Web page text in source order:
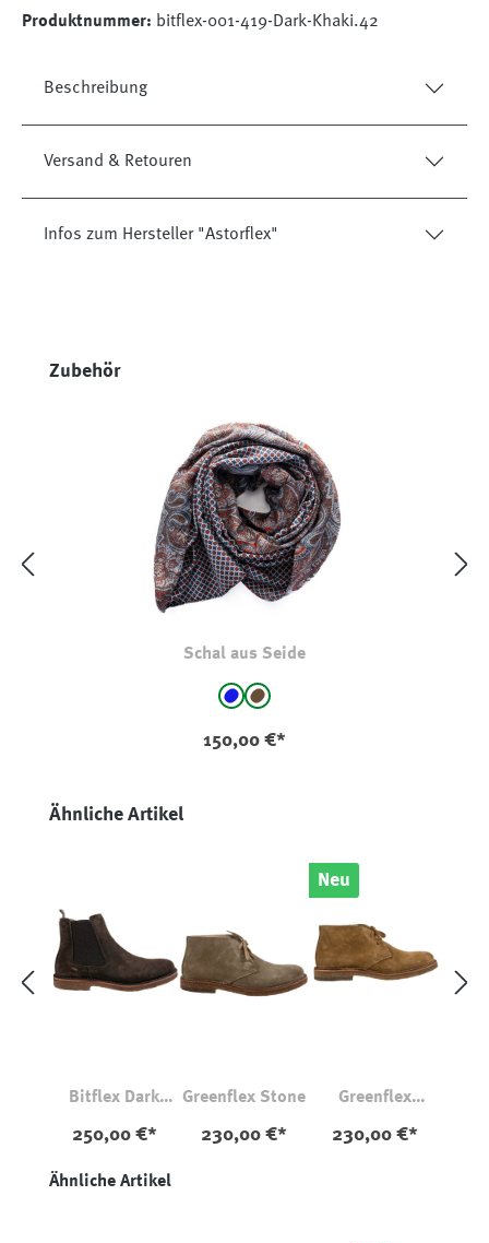
Produktnummer: bitflex-001-419-Dark-Khaki.42
Beschreibung
Versand & Retouren
Infos zum Hersteller "Astorflex"
Produktgalerie überspringen
Zubehör
Schal aus Seide
auswählen Blau
(Diese Option ist zurzeit nicht
braun
(Diese Option ist zurzeit nicht
150,00 €*
Produktgalerie überspringen
Ähnliche Artikel
Bitflex Dark
250,00 €*
Greenflex Stone
230,00 €*
Neu
Greenflex
230,00 €*
Produktgalerie überspringen
Ähnliche Artikel